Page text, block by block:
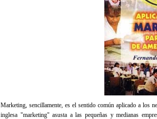
Marketing, sencillamente, es el sentido común aplicado a los
inglesa "marketing" asusta a las pequeñas y medianas